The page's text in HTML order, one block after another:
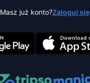
Masz już konto?Zaloguj się